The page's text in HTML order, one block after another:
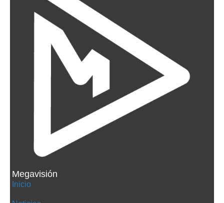
Megavisión
Inicio